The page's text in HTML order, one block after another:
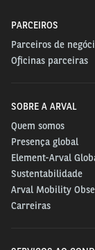
nossos
de 2024
PARCEIROS
Parceiros de
Oficinas parceiras
SOBRE A ARVAL
Quem somos
Presença global
Element-Arval
Sustentabilidade
Arval Mobility
Carreiras